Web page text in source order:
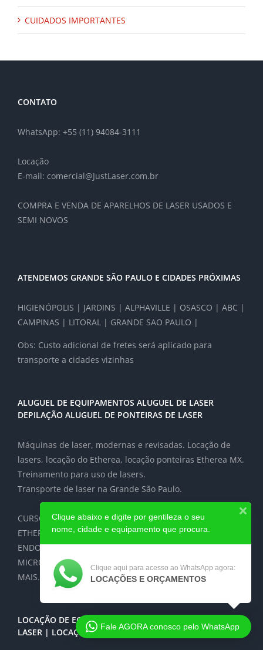
CUIDADOS IMPORTANTES
CONTATO
WhatsApp: +55 (11) 94084-3111
Locação
E-mail: comercial@JustLaser.com.br
COMPRA E VENDA DE APARELHOS DE LASER USADOS E
SEMI NOVOS
ATENDEMOS GRANDE SÃO PAULO E CIDADES PRÓXIMAS
HIGIENÓPOLIS | JARDINS | ALPHAVILLE | OSASCO | ABC |
CAMPINAS | LITORAL | GRANDE SAO PAULO |
Obs: Custo adicional de fretes será aplicado para
transporte a cidades vizinhas
ALUGUEL DE EQUIPAMENTOS ALUGUEL DE LASER
DEPILAÇÃO ALUGUEL DE PONTEIRAS DE LASER
Máquinas de laser, modernas e revisadas. Locação de
lasers, locação do Etherea, locação ponteiras Etherea MX.
Treinamento para uso de lasers.
Transporte de laser na Grande São Paulo.
CURSOS E TREINAMENTO ULTHERA, ULTRAFORMER,
ETHEREA MX, SECRET DUO, ENDOLASER. CURSO DE
ENDOLIFT, ENDYMED, TÉCNICAS DE
MICROAGULHAMENTO ROBÓTICO AVANÇADO E MUITO
MAIS. .
LOCAÇÃO DE EQUIPAMENTOS ESTÉTICA | LOCAÇÃO DE
LASER | LOCAÇÃO DE PONTEIRAS
Clique abaixo e digite por gentileza o seu
nome, cidade e equipamento que procura.
Clique aqui para acesso ao WhatsApp agora:
LOCAÇÕES E ORÇAMENTOS
Fale AGORA conosco pelo WhatsApp